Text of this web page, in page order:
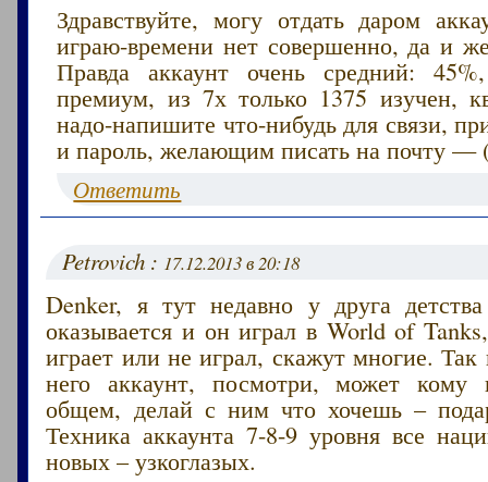
Здравствуйте, могу отдать даром
играю-времени нет совершенно, да и
Правда аккаунт очень средний:
премиум, из 7х только 1375 изучен,
надо-напишите что-нибудь для связи,
и пароль, желающим писать на почту —
Ответить
Petrovich : 17.12.2013 в 20:18
Denker, я тут недавно у друга
оказывается и он играл в World of
играет или не играл, скажут многие. Так
него аккаунт, посмотри, может кому
общем, делай с ним что хочешь –
Техника аккаунта 7-8-9 уровня все
новых – узкоглазых.